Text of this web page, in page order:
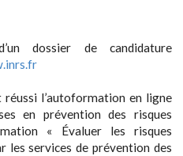
dossier de candidature
l’autoformation en ligne
en prévention des risques
« Évaluer les risques
les services de prévention des